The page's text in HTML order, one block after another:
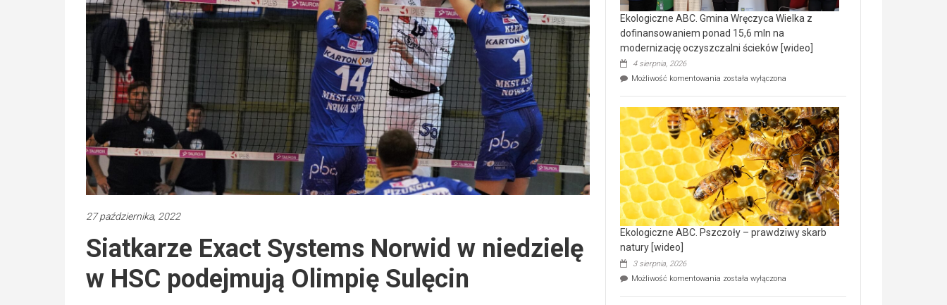
27 października, 2022
Siatkarze Exact Systems Norwid w niedzielę
w HSC podejmują Olimpię Sulęcin
Ekologiczne ABC. Gmina Wręczyca Wielka z
dofinansowaniem ponad 15,6 mln na
modernizację oczyszczalni ścieków [wideo]
4 sierpnia, 2026
Możliwość komentowania Ekologiczne
Wręczyca
Wielka
z
dofinansowaniem
ponad
15,6
mln
na
modernizację
oczyszczalni
ścieków
[wideo]
została wyłączona
Ekologiczne ABC. Pszczoły – prawdziwy skarb
natury [wideo]
3 sierpnia, 2026
Możliwość komentowania Ekologiczne
została wyłączona